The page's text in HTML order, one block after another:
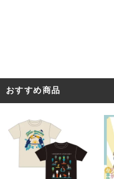
おすすめ商品